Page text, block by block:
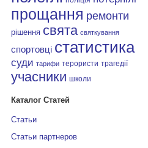
прощання ремонти
рішення свята святкування
спортовці статистика
суди тарифи терористи трагедії
учасники школи
Каталог Статей
Статьи
Статьи партнеров